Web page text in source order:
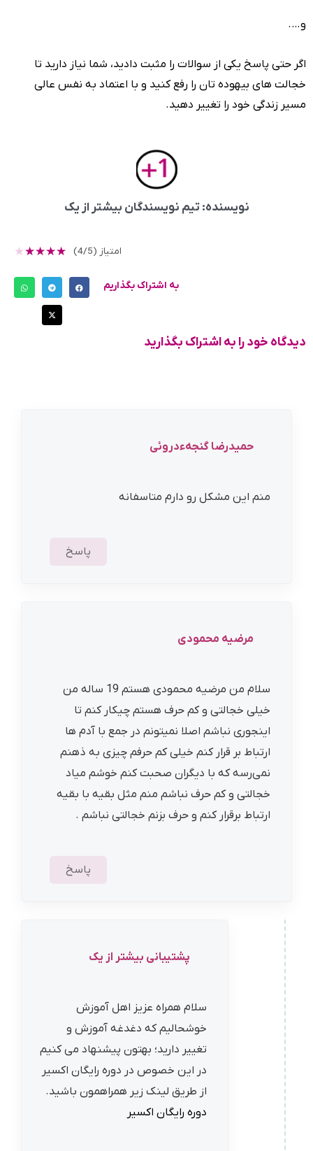
و….
اگر حتی پاسخ یکی از سوالات را مثبت دادید، شما نیاز دارید تا
خجالت های بیهوده تان را رفع کنید و با اعتماد به نفس عالی
مسیر زندگی خود را تغییر دهید.
نویسنده: تیم نویسندگان بیشتر از یک
امتیاز (4/5) ★
★
★
★
★
به اشتراک بگذاریم
دیدگاه خود را به اشتراک بگذارید
حمیدرضا گنجهءدروئی
منم این مشکل رو دارم متاسفانه
پاسخ
مرضیه محمودی
سلام من مرضیه محمودی هستم 19 ساله من
خیلی خجالتی و کم حرف هستم چیکار کنم تا
اینجوری نباشم اصلا نمیتونم در جمع با آدم ها
ارتباط بر قرار کنم خیلی کم حرفم چیزی به ذهنم
نمی‌رسه که با دیگران صحبت کنم خوشم میاد
خجالتی و کم حرف نباشم منم مثل بقیه با بقیه
ارتباط برقرار کنم و حرف بزنم خجالتی نباشم .
پاسخ
پشتیبانی بیشتر از یک
سلام همراه عزیز اهل آموزش
خوشحالیم که دغدغه آموزش و
تغییر دارید؛ بهتون پیشنهاد می کنیم
در این خصوص در دوره رایگان اکسیر
از طریق لینک زیر همراهمون باشید.
دوره رایگان اکسیر